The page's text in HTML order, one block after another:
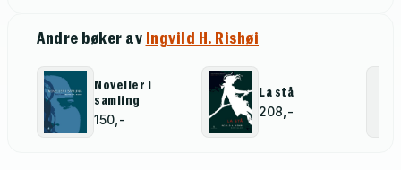
Andre bøker av Ingvild H. Rishøi
Noveller i
samling
150,-
La stå
208,-